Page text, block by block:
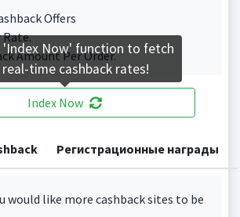
Offers
Amount Per Order.
Index Now
Регистрационные награды
would like more cashback sites to be
'Index Now' function to fetch
time cashback rates!